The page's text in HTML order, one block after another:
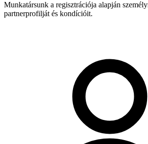
Munkatársunk a regisztrációja alapján
partnerprofilját és kondícióit.